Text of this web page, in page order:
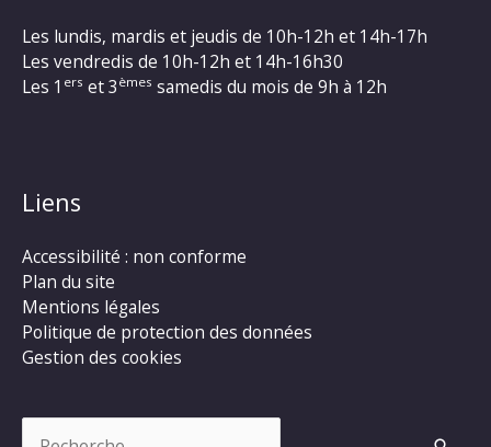
Les lundis, mardis et jeudis de 10h-12h et 14h-17h
Les vendredis de 10h-12h et 14h-16h30
Les 1 ers et 3 èmes samedis du mois de 9h à 12h
Liens
Accessibilité : non conforme
Plan du site
Mentions légales
Politique de protection des données
Gestion des cookies